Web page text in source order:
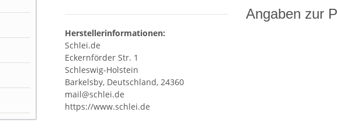
Angaben zur
Herstellerinformationen:
Schlei.de
Eckernförder Str. 1
Schleswig-Holstein
Barkelsby, Deutschland, 24360
mail@schlei.de
https://www.schlei.de